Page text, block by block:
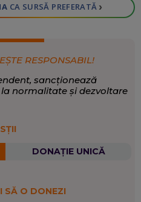
CA SURSĂ PREFERATĂ ›
RESPONSABIL!
sancționează
normalitate și dezvoltare
DONAȚIE UNICĂ
SĂ O DONEZI